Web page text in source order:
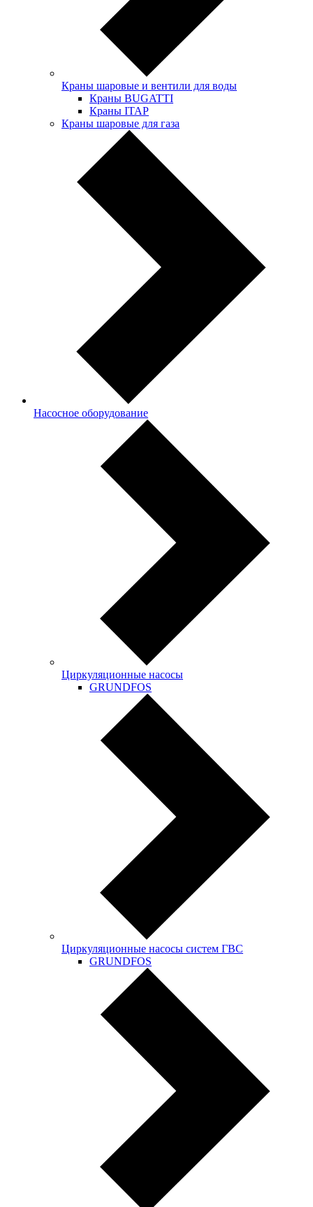
Краны шаровые и вентили для воды
Краны BUGATTI
Краны ITAP
Краны шаровые для газа
Насосное оборудование
Циркуляционные насосы
GRUNDFOS
Циркуляционные насосы систем ГВС
GRUNDFOS